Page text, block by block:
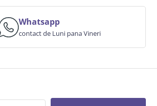
Whatsapp
contact de Luni pana Vineri